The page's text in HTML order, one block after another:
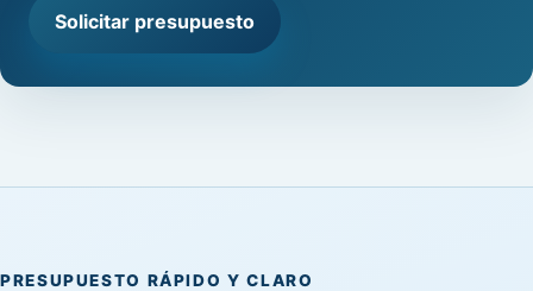
Solicitar presupuesto
PRESUPUESTO RÁPIDO Y CLARO